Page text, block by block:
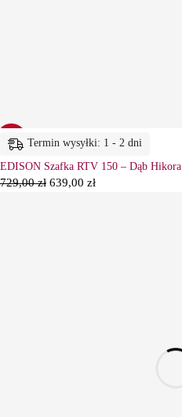
12% Termin wysyłki: 1 - 2 dni
EDISON Szafka RTV 150 – Dąb Hikora
729,00zł 639,00 zł